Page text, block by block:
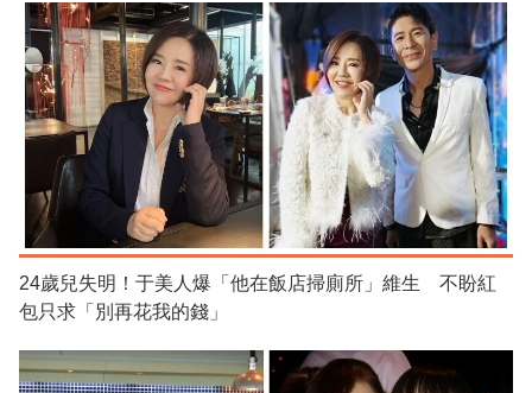
24歲兒失明！于美人爆「他在飯店掃廁所」維生 不盼紅
包只求「別再花我的錢」